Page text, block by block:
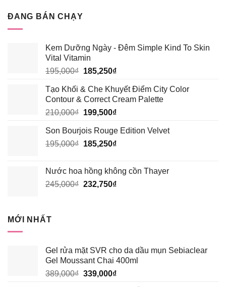
ĐANG BÁN CHẠY
Kem Dưỡng Ngày - Đêm Simple Kind To Skin
Vital Vitamin
195,000₫ Giá
là:
195,000₫.
185,250₫Giá
tại
là:
185,250₫.
Tạo Khối & Che Khuyết Điểm City Color
Contour & Correct Cream Palette
210,000₫ Giá
là:
210,000₫.
199,500₫Giá
tại
là:
Son Bourjois Rouge Edition Velvet
195,000₫ Giá
195,000₫.
185,250₫Giá
là:
185,250₫.
Nước hoa hồng không cồn Thayer
245,000₫ Giá
232,750₫Giá
MỚI NHẤT
Gel rửa mặt SVR cho da dầu mụn Sebiaclear
Gel Moussant Chai 400ml
389,000₫ Giá
339,000₫Giá